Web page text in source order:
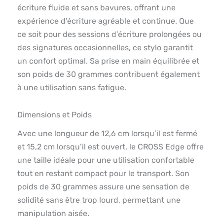
écriture fluide et sans bavures, offrant une
expérience d’écriture agréable et continue. Que
ce soit pour des sessions d’écriture prolongées ou
des signatures occasionnelles, ce stylo garantit
un confort optimal. Sa prise en main équilibrée et
son poids de 30 grammes contribuent également
à une utilisation sans fatigue.
Dimensions et Poids
Avec une longueur de 12,6 cm lorsqu’il est fermé
et 15,2 cm lorsqu’il est ouvert, le CROSS Edge offre
une taille idéale pour une utilisation confortable
tout en restant compact pour le transport. Son
poids de 30 grammes assure une sensation de
solidité sans être trop lourd, permettant une
manipulation aisée.